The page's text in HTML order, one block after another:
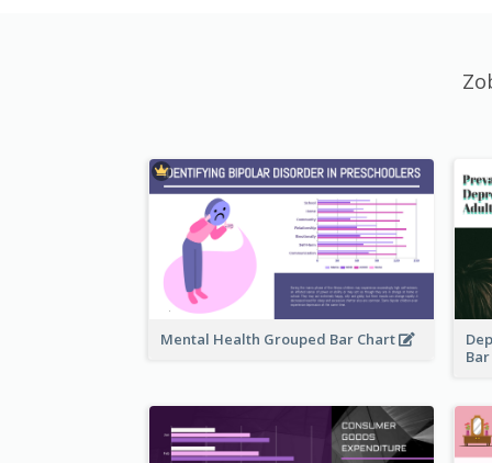
Mental Health Grouped Bar Chart